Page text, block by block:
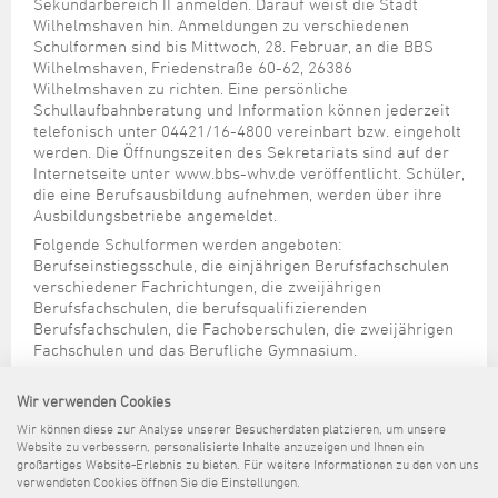
Umwelt-, Natur- und Klimaschutz
Verkehr und Mobilität
Wohnen, Bauen
Wahlen
Schule
Sterbefall
Studium
Umzug und Neubürger
Wohnen und Verbrauchen
Formulare
Online-Terminvergabe
Politik & Verwaltung
Pressemitteilungen
Ratsinformationssystem
Städtische Dienststellen
Stadtrecht
Telefonverzeichnis
Wirtschaftsstruktur
Regionale Kooperationen
Unternehmensnachfolge
Unterstützung für ExistenzgründerInnen
Zukunftsregion JadeBay
Stadtarchiv
Stadtbibliothek
Volkshochschule
Weiterbildung
Stadt Wilhelmshaven
Unterkünfte
Kulturzentrum Pumpwerk
Maritime Meile
Museen und Ausstellungen
Schiffe, Häfen und Meer erleben
Sportangebot
Städtepartnerschaften
Tag des offenen Denkmals
Veranstaltungsorte
Wilhelmshaven hin. Anmeldungen zu verschiedenen
Schulformen sind bis Mittwoch, 28. Februar, an die BBS
Wilhelmshaven, Friedenstraße 60-62, 26386
Wilhelmshaven zu richten. Eine persönliche
Schullaufbahnberatung und Information können jederzeit
telefonisch unter 04421/16-4800 vereinbart bzw. eingeholt
werden. Die Öffnungszeiten des Sekretariats sind auf der
Internetseite unter www.bbs-whv.de veröffentlicht. Schüler,
die eine Berufsausbildung aufnehmen, werden über ihre
Ausbildungsbetriebe angemeldet.
Folgende Schulformen werden angeboten:
Berufseinstiegsschule, die einjährigen Berufsfachschulen
verschiedener Fachrichtungen, die zweijährigen
Berufsfachschulen, die berufsqualifizierenden
Berufsfachschulen, die Fachoberschulen, die zweijährigen
Fachschulen und das Berufliche Gymnasium.
die entsprechenden Berufsfelder stehen auf der
Internetseite der Stadt Wilhelmshaven unter
www.wilhelmshaven.de/Bildung/Schulen/ zur Verfügung.
Wir verwenden Cookies
Wir können diese zur Analyse unserer Besucherdaten platzieren, um unsere
Website zu verbessern, personalisierte Inhalte anzuzeigen und Ihnen ein
großartiges Website-Erlebnis zu bieten. Für weitere Informationen zu den von uns
verwendeten Cookies öffnen Sie die Einstellungen.